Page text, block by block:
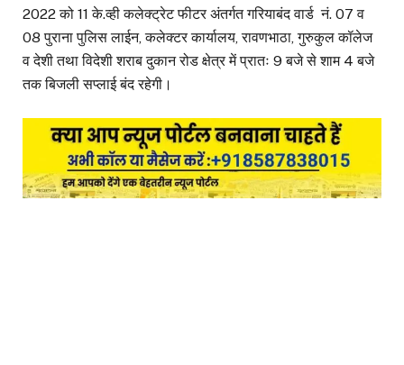
2022 को 11 के.व्ही कलेक्ट्रेट फीटर अंतर्गत गरियाबंद वार्ड नं. 07 व
08 पुराना पुलिस लाईन, कलेक्टर कार्यालय, रावणभाठा, गुरुकुल कॉलेज
व देशी तथा विदेशी शराब दुकान रोड क्षेत्र में प्रातः 9 बजे से शाम 4 बजे
तक बिजली सप्लाई बंद रहेगी।